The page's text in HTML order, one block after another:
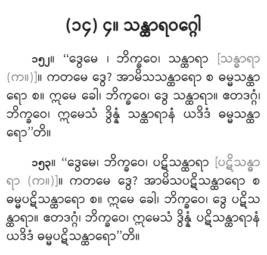
(၁၄) ၄။ သန္ထာရဝဂ္ဂေါ
၁၅၂။ ‘‘ဒွေမေ ၊ ဘိက္ခဝေ၊ သန္ထာရာ [သန္ဓာရာ
(က။)]။ ကတမေ ဒွေ? အာမိသသန္ထာရော စ ဓမ္မသန္ထာ
ရော စ။ ဣမေ ခေါ၊ ဘိက္ခဝေ၊ ဒွေ သန္ထာရာ။ ဧတဒဂ္ဂံ၊
ဘိက္ခဝေ၊ ဣမေသံ ဒွိန္နံ သန္ထာရာနံ ယဒိဒံ ဓမ္မသန္ထာ
ရော’’တိ။
၁၅၃။ ‘‘ဒွေမေ၊ ဘိက္ခဝေ၊ ပဋိသန္ထာရာ [ပဋိသန္ဓာ
ရာ (က။)]။ ကတမေ ဒွေ? အာမိသပဋိသန္ထာရော စ
ဓမ္မပဋိသန္ထာရော စ။ ဣမေ ခေါ၊ ဘိက္ခဝေ၊ ဒွေ ပဋိသ
န္ထာရာ။ ဧတဒဂ္ဂံ၊ ဘိက္ခဝေ၊ ဣမေသံ ဒွိန္နံ ပဋိသန္ထာရာနံ
ယဒိဒံ ဓမ္မပဋိသန္ထာရော’’တိ။